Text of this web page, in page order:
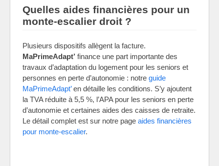
Quelles aides financières pour un
monte-escalier droit ?
Plusieurs dispositifs allègent la facture.
MaPrimeAdapt’ finance une part importante des
travaux d’adaptation du logement pour les seniors et
personnes en perte d’autonomie : notre guide
MaPrimeAdapt’en détaille les conditions. S’y ajoutent
la TVA réduite à 5,5 %, l’APA pour les seniors en perte
d’autonomie et certaines aides des caisses de retraite.
Le détail complet est sur notre page aides financières
pour monte-escalier.